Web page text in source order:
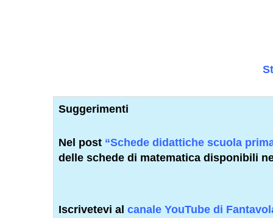
Suggerimenti
Nel post “Schede didattiche scuola
delle schede di matematica disponibili
Iscrivetevi al canale YouTube di